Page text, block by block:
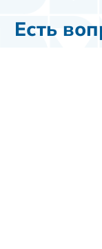
Есть